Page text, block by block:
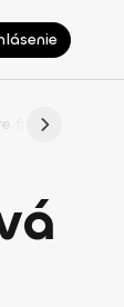
fitmaminky